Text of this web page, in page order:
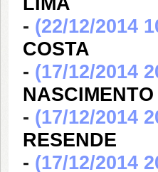
- (22/12/2014
COSTA
- (17/12/2014
NASCIMENTO
- (17/12/2014
RESENDE
- (17/12/2014